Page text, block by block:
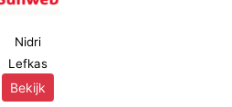
Nidri
Lefkas
Bekijk